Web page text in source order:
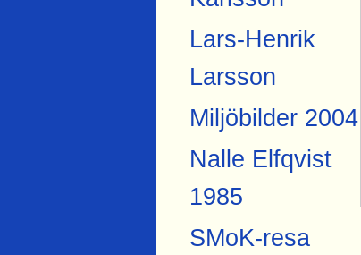
Lars-Henrik
Larsson
Miljöbilder 2004
Nalle Elfqvist
1985
SMoK-resa